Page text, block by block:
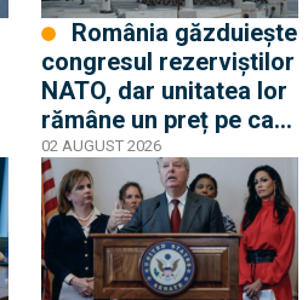
congresul rezerviștilor
NATO, dar unitatea lor
rămâne un preț pe care
puțini vor să-l
plătească
02 AUGUST 2026